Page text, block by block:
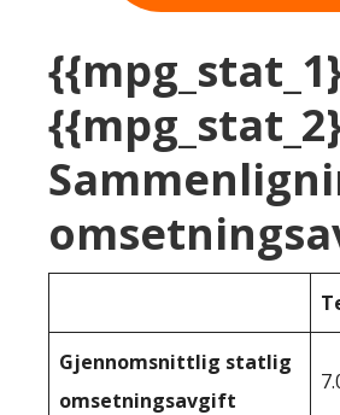
Gjennomsnittlig statlig
omsetningsavgift